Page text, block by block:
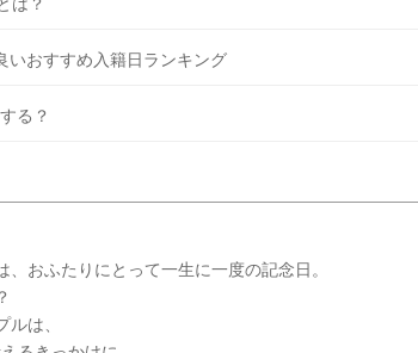
いおすすめ入籍日ランキング
る？
おふたりにとって一生に一度の記念日。
は、